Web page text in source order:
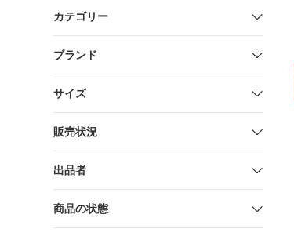
カテゴリー
ブランド
サイズ
販売状況
出品者
商品の状態